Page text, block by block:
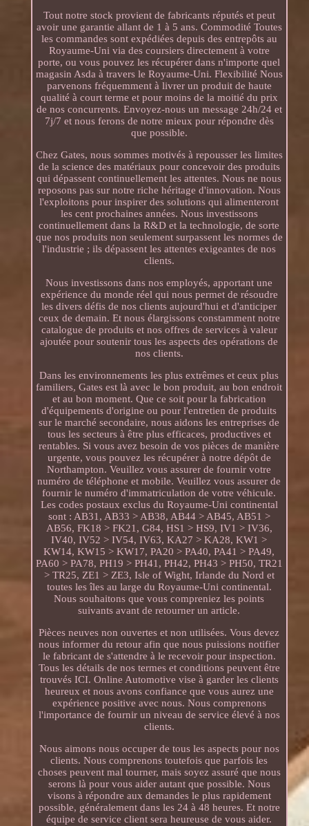
Tout notre stock provient de fabricants réputés et peut
avoir une garantie allant de 1 à 5 ans. Commodité Toutes
les commandes sont expédiées depuis des entrepôts au
Royaume-Uni via des coursiers directement à votre
porte, ou vous pouvez les récupérer dans n'importe quel
magasin Asda à travers le Royaume-Uni. Flexibilité Nous
parvenons fréquemment à livrer un produit de haute
qualité à court terme et pour moins de la moitié du prix
de nos concurrents. Envoyez-nous un message 24h/24 et
7j/7 et nous ferons de notre mieux pour répondre dès
que possible.
Chez Gates, nous sommes motivés à repousser les limites
de la science des matériaux pour concevoir des produits
qui dépassent continuellement les attentes. Nous ne nous
reposons pas sur notre riche héritage d'innovation. Nous
l'exploitons pour inspirer des solutions qui alimenteront
les cent prochaines années. Nous investissons
continuellement dans la R&D et la technologie, de sorte
que nos produits non seulement surpassent les normes de
l'industrie ; ils dépassent les attentes exigeantes de nos
clients.
Nous investissons dans nos employés, apportant une
expérience du monde réel qui nous permet de résoudre
les divers défis de nos clients aujourd'hui et d'anticiper
ceux de demain. Et nous élargissons constamment notre
catalogue de produits et nos offres de services à valeur
ajoutée pour soutenir tous les aspects des opérations de
nos clients.
Dans les environnements les plus extrêmes et ceux plus
familiers, Gates est là avec le bon produit, au bon endroit
et au bon moment. Que ce soit pour la fabrication
d'équipements d'origine ou pour l'entretien de produits
sur le marché secondaire, nous aidons les entreprises de
tous les secteurs à être plus efficaces, productives et
rentables. Si vous avez besoin de vos pièces de manière
urgente, vous pouvez les récupérer à notre dépôt de
Northampton. Veuillez vous assurer de fournir votre
numéro de téléphone et mobile. Veuillez vous assurer de
fournir le numéro d'immatriculation de votre véhicule.
Les codes postaux exclus du Royaume-Uni continental
sont : AB31, AB33 > AB38, AB44 > AB45, AB51 >
AB56, FK18 > FK21, G84, HS1 > HS9, IV1 > IV36,
IV40, IV52 > IV54, IV63, KA27 > KA28, KW1 >
KW14, KW15 > KW17, PA20 > PA40, PA41 > PA49,
PA60 > PA78, PH19 > PH41, PH42, PH43 > PH50, TR21
> TR25, ZE1 > ZE3, Isle of Wight, Irlande du Nord et
toutes les îles au large du Royaume-Uni continental.
Nous souhaitons que vous compreniez les points
suivants avant de retourner un article.
Pièces neuves non ouvertes et non utilisées. Vous devez
nous informer du retour afin que nous puissions notifier
le fabricant de s'attendre à le recevoir pour inspection.
Tous les détails de nos termes et conditions peuvent être
trouvés ICI. Online Automotive vise à garder les clients
heureux et nous avons confiance que vous aurez une
expérience positive avec nous. Nous comprenons
l'importance de fournir un niveau de service élevé à nos
clients.
Nous aimons nous occuper de tous les aspects pour nos
clients. Nous comprenons toutefois que parfois les
choses peuvent mal tourner, mais soyez assuré que nous
serons là pour vous aider autant que possible. Nous
visons à répondre aux demandes le plus rapidement
possible, généralement dans les 24 à 48 heures. Et notre
équipe de service client sera heureuse de vous aider.